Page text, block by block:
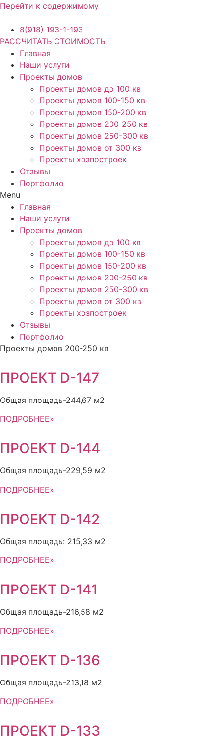
Перейти к содержимому
8(918) 193-1-193
РАССЧИТАТЬ СТОИМОСТЬ
Главная
Наши услуги
Проекты домов
Проекты домов до 100 кв
Проекты домов 100-150 кв
Проекты домов 150-200 кв
Проекты домов 200-250 кв
Проекты домов 250-300 кв
Проекты домов от 300 кв
Проекты хозпостроек
Отзывы
Портфолио
Menu
Главная
Наши услуги
Проекты домов
Проекты домов до 100 кв
Проекты домов 100-150 кв
Проекты домов 150-200 кв
Проекты домов 200-250 кв
Проекты домов 250-300 кв
Проекты домов от 300 кв
Проекты хозпостроек
Отзывы
Портфолио
Проекты домов 200-250 кв
ПРОЕКТ D-147
Общая площадь-244,67 м2
ПОДРОБНЕЕ»
ПРОЕКТ D-144
Общая площадь-229,59 м2
ПОДРОБНЕЕ»
ПРОЕКТ D-142
Общая площадь: 215,33 м2
ПОДРОБНЕЕ»
ПРОЕКТ D-141
Общая площадь-216,58 м2
ПОДРОБНЕЕ»
ПРОЕКТ D-136
Общая площадь-213,18 м2
ПОДРОБНЕЕ»
ПРОЕКТ D-133